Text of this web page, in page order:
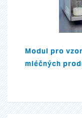
Modul pro
mléčných